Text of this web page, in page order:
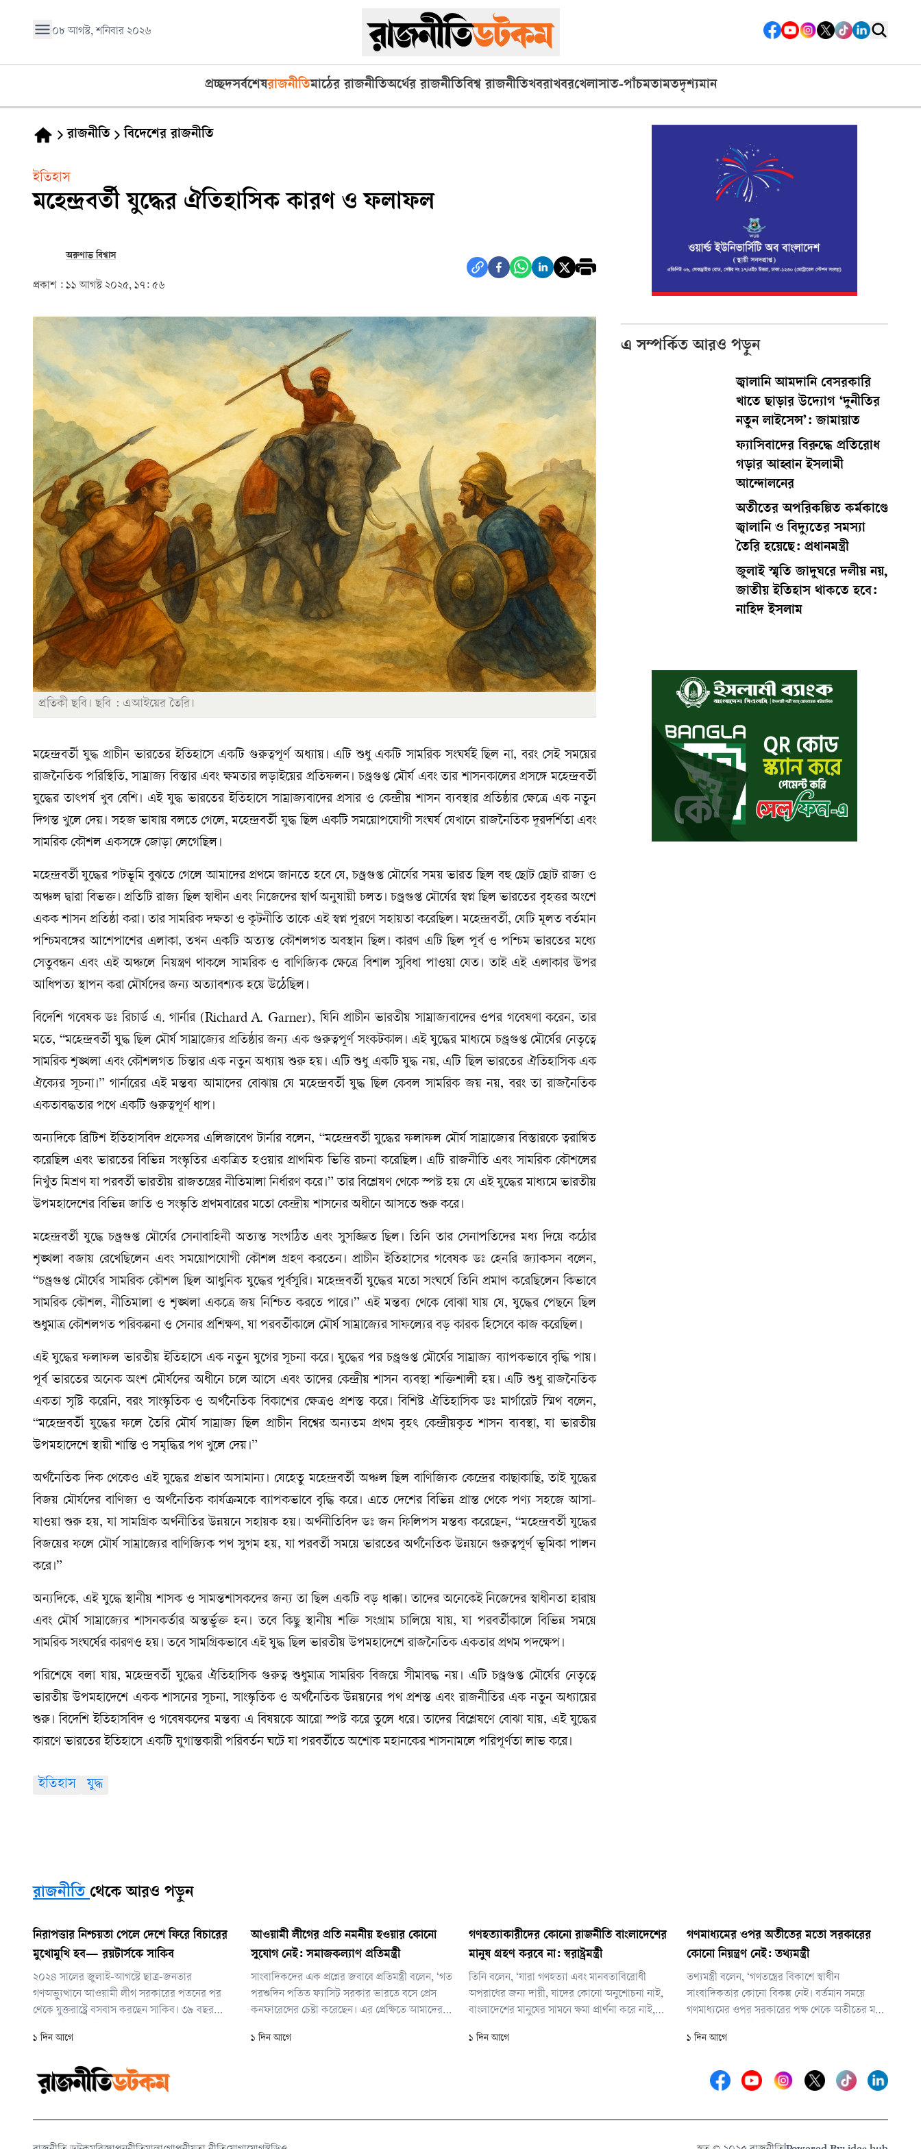
০৮ আগস্ট, শনিবার ২০২৬
প্রচ্ছদসর্বশেষরাজনীতিমাঠের রাজনীতিঅর্থের রাজনীতিবিশ্ব রাজনীতিখবরাখবরখেলাসাত-পাঁচমতামতদৃশ্যমান
রাজনীতি বিদেশের রাজনীতি
ইতিহাস
মহেন্দ্রবর্তী যুদ্ধের ঐতিহাসিক কারণ ও ফলাফল
অরুণাভ বিশ্বাস
প্রকাশ : ১১ আগস্ট ২০২৫, ১৭: ৫৬
প্রতিকী ছবি। ছবি : এআইয়ের তৈরি।
মহেন্দ্রবর্তী যুদ্ধ প্রাচীন ভারতের ইতিহাসে একটি গুরুত্বপূর্ণ অধ্যায়। এটি শুধু একটি সামরিক সংঘর্ষই ছিল না, বরং সেই সময়ের
রাজনৈতিক পরিস্থিতি, সাম্রাজ্য বিস্তার এবং ক্ষমতার লড়াইয়ের প্রতিফলন। চণ্ড্রগুপ্ত মৌর্য এবং তার শাসনকালের প্রসঙ্গে মহেন্দ্রবর্তী
যুদ্ধের তাৎপর্য খুব বেশি। এই যুদ্ধ ভারতের ইতিহাসে সাম্রাজ্যবাদের প্রসার ও কেন্দ্রীয় শাসন ব্যবস্থার প্রতিষ্ঠার ক্ষেত্রে এক নতুন
দিগন্ত খুলে দেয়। সহজ ভাষায় বলতে গেলে, মহেন্দ্রবর্তী যুদ্ধ ছিল একটি সময়োপযোগী সংঘর্ষ যেখানে রাজনৈতিক দূরদর্শিতা এবং
সামরিক কৌশল একসঙ্গে জোড়া লেগেছিল।
মহেন্দ্রবর্তী যুদ্ধের পটভূমি বুঝতে গেলে আমাদের প্রথমে জানতে হবে যে, চণ্ড্রগুপ্ত মৌর্যের সময় ভারত ছিল বহু ছোট ছোট রাজ্য ও
অঞ্চল দ্বারা বিভক্ত। প্রতিটি রাজ্য ছিল স্বাধীন এবং নিজেদের স্বার্থ অনুযায়ী চলত। চণ্ড্রগুপ্ত মৌর্যের স্বপ্ন ছিল ভারতের বৃহত্তর অংশে
একক শাসন প্রতিষ্ঠা করা। তার সামরিক দক্ষতা ও কূটনীতি তাকে এই স্বপ্ন পূরণে সহায়তা করেছিল। মহেন্দ্রবর্তী, যেটি মূলত বর্তমান
পশ্চিমবঙ্গের আশেপাশের এলাকা, তখন একটি অত্যন্ত কৌশলগত অবস্থান ছিল। কারণ এটি ছিল পূর্ব ও পশ্চিম ভারতের মধ্যে
সেতুবন্ধন এবং এই অঞ্চলে নিয়ন্ত্রণ থাকলে সামরিক ও বাণিজ্যিক ক্ষেত্রে বিশাল সুবিধা পাওয়া যেত। তাই এই এলাকার উপর
আধিপত্য স্থাপন করা মৌর্যদের জন্য অত্যাবশ্যক হয়ে উঠেছিল।
বিদেশি গবেষক ডঃ রিচার্ড এ. গার্নার (Richard A. Garner), যিনি প্রাচীন ভারতীয় সাম্রাজ্যবাদের ওপর গবেষণা করেন, তার
মতে, “মহেন্দ্রবর্তী যুদ্ধ ছিল মৌর্য সাম্রাজ্যের প্রতিষ্ঠার জন্য এক গুরুত্বপূর্ণ সংকটকাল। এই যুদ্ধের মাধ্যমে চণ্ড্রগুপ্ত মৌর্যের নেতৃত্বে
সামরিক শৃঙ্খলা এবং কৌশলগত চিন্তার এক নতুন অধ্যায় শুরু হয়। এটি শুধু একটি যুদ্ধ নয়, এটি ছিল ভারতের ঐতিহাসিক এক
ঐক্যের সূচনা।” গার্নারের এই মন্তব্য আমাদের বোঝায় যে মহেন্দ্রবর্তী যুদ্ধ ছিল কেবল সামরিক জয় নয়, বরং তা রাজনৈতিক
একতাবদ্ধতার পথে একটি গুরুত্বপূর্ণ ধাপ।
অন্যদিকে ব্রিটিশ ইতিহাসবিদ প্রফেসর এলিজাবেথ টার্নার বলেন, “মহেন্দ্রবর্তী যুদ্ধের ফলাফল মৌর্য সাম্রাজ্যের বিস্তারকে ত্বরান্বিত
করেছিল এবং ভারতের বিভিন্ন সংস্কৃতির একত্রিত হওয়ার প্রাথমিক ভিত্তি রচনা করেছিল। এটি রাজনীতি এবং সামরিক কৌশলের
নিখুঁত মিশ্রণ যা পরবর্তী ভারতীয় রাজতন্ত্রের নীতিমালা নির্ধারণ করে।” তার বিশ্লেষণ থেকে স্পষ্ট হয় যে এই যুদ্ধের মাধ্যমে ভারতীয়
উপমহাদেশের বিভিন্ন জাতি ও সংস্কৃতি প্রথমবারের মতো কেন্দ্রীয় শাসনের অধীনে আসতে শুরু করে।
মহেন্দ্রবর্তী যুদ্ধে চণ্ড্রগুপ্ত মৌর্যের সেনাবাহিনী অত্যন্ত সংগঠিত এবং সুসজ্জিত ছিল। তিনি তার সেনাপতিদের মধ্য দিয়ে কঠোর
শৃঙ্খলা বজায় রেখেছিলেন এবং সময়োপযোগী কৌশল গ্রহণ করতেন। প্রাচীন ইতিহাসের গবেষক ডঃ হেনরি জ্যাকসন বলেন,
“চণ্ড্রগুপ্ত মৌর্যের সামরিক কৌশল ছিল আধুনিক যুদ্ধের পূর্বসূরি। মহেন্দ্রবর্তী যুদ্ধের মতো সংঘর্ষে তিনি প্রমাণ করেছিলেন কিভাবে
সামরিক কৌশল, নীতিমালা ও শৃঙ্খলা একত্রে জয় নিশ্চিত করতে পারে।” এই মন্তব্য থেকে বোঝা যায় যে, যুদ্ধের পেছনে ছিল
শুধুমাত্র কৌশলগত পরিকল্পনা ও সেনার প্রশিক্ষণ, যা পরবর্তীকালে মৌর্য সাম্রাজ্যের সাফল্যের বড় কারক হিসেবে কাজ করেছিল।
এই যুদ্ধের ফলাফল ভারতীয় ইতিহাসে এক নতুন যুগের সূচনা করে। যুদ্ধের পর চণ্ড্রগুপ্ত মৌর্যের সাম্রাজ্য ব্যাপকভাবে বৃদ্ধি পায়।
পূর্ব ভারতের অনেক অংশ মৌর্যদের অধীনে চলে আসে এবং তাদের কেন্দ্রীয় শাসন ব্যবস্থা শক্তিশালী হয়। এটি শুধু রাজনৈতিক
একতা সৃষ্টি করেনি, বরং সাংস্কৃতিক ও অর্থনৈতিক বিকাশের ক্ষেত্রও প্রশস্ত করে। বিশিষ্ট ঐতিহাসিক ডঃ মার্গারেট স্মিথ বলেন,
“মহেন্দ্রবর্তী যুদ্ধের ফলে তৈরি মৌর্য সাম্রাজ্য ছিল প্রাচীন বিশ্বের অন্যতম প্রথম বৃহৎ কেন্দ্রীয়কৃত শাসন ব্যবস্থা, যা ভারতীয়
উপমহাদেশে স্থায়ী শান্তি ও সমৃদ্ধির পথ খুলে দেয়।”
অর্থনৈতিক দিক থেকেও এই যুদ্ধের প্রভাব অসামান্য। যেহেতু মহেন্দ্রবর্তী অঞ্চল ছিল বাণিজ্যিক কেন্দ্রের কাছাকাছি, তাই যুদ্ধের
বিজয় মৌর্যদের বাণিজ্য ও অর্থনৈতিক কার্যক্রমকে ব্যাপকভাবে বৃদ্ধি করে। এতে দেশের বিভিন্ন প্রান্ত থেকে পণ্য সহজে আসা-
যাওয়া শুরু হয়, যা সামগ্রিক অর্থনীতির উন্নয়নে সহায়ক হয়। অর্থনীতিবিদ ডঃ জন ফিলিপস মন্তব্য করেছেন, “মহেন্দ্রবর্তী যুদ্ধের
বিজয়ের ফলে মৌর্য সাম্রাজ্যের বাণিজ্যিক পথ সুগম হয়, যা পরবর্তী সময়ে ভারতের অর্থনৈতিক উন্নয়নে গুরুত্বপূর্ণ ভূমিকা পালন
করে।”
অন্যদিকে, এই যুদ্ধে স্থানীয় শাসক ও সামন্তশাসকদের জন্য তা ছিল একটি বড় ধাক্কা। তাদের অনেকেই নিজেদের স্বাধীনতা হারায়
এবং মৌর্য সাম্রাজ্যের শাসনকর্তার অন্তর্ভুক্ত হন। তবে কিছু স্থানীয় শক্তি সংগ্রাম চালিয়ে যায়, যা পরবর্তীকালে বিভিন্ন সময়ে
সামরিক সংঘর্ষের কারণও হয়। তবে সামগ্রিকভাবে এই যুদ্ধ ছিল ভারতীয় উপমহাদেশে রাজনৈতিক একতার প্রথম পদক্ষেপ।
পরিশেষে বলা যায়, মহেন্দ্রবর্তী যুদ্ধের ঐতিহাসিক গুরুত্ব শুধুমাত্র সামরিক বিজয়ে সীমাবদ্ধ নয়। এটি চণ্ড্রগুপ্ত মৌর্যের নেতৃত্বে
ভারতীয় উপমহাদেশে একক শাসনের সূচনা, সাংস্কৃতিক ও অর্থনৈতিক উন্নয়নের পথ প্রশস্ত এবং রাজনীতির এক নতুন অধ্যায়ের
শুরু। বিদেশি ইতিহাসবিদ ও গবেষকদের মন্তব্য এ বিষয়কে আরো স্পষ্ট করে তুলে ধরে। তাদের বিশ্লেষণে বোঝা যায়, এই যুদ্ধের
কারণে ভারতের ইতিহাসে একটি যুগান্তকারী পরিবর্তন ঘটে যা পরবর্তীতে অশোক মহানকের শাসনামলে পরিপূর্ণতা লাভ করে।
ইতিহাস যুদ্ধ
এ সম্পর্কিত আরও পড়ুন
জ্বালানি আমদানি বেসরকারি
খাতে ছাড়ার উদ্যোগ ‘দুনীতির
নতুন লাইসেন্স’: জামায়াত
ফ্যাসিবাদের বিরুদ্ধে প্রতিরোধ
গড়ার আহ্বান ইসলামী
আন্দোলনের
অতীতের অপরিকল্পিত কর্মকাণ্ডে
জ্বালানি ও বিদ্যুতের সমস্যা
তৈরি হয়েছে: প্রধানমন্ত্রী
জুলাই স্মৃতি জাদুঘরে দলীয় নয়,
জাতীয় ইতিহাস থাকতে হবে:
নাহিদ ইসলাম
রাজনীতি থেকে আরও পড়ুন
নিরাপত্তার নিশ্চয়তা পেলে দেশে ফিরে বিচারের
মুখোমুখি হব— রয়টার্সকে সাকিব
২০২৪ সালের জুলাই-আগস্টে ছাত্র-জনতার
গণঅভ্যুত্থানে আওয়ামী লীগ সরকারের পতনের পর
থেকে যুক্তরাষ্ট্রে বসবাস করছেন সাকিব। ৩৯ বছর
দেশের মাটিতে একটি বিদায়ী সিরিজ খেলতে এবং
১ দিন আগে
আওয়ামী লীগের প্রতি নমনীয় হওয়ার কোনো
সুযোগ নেই: সমাজকল্যাণ প্রতিমন্ত্রী
সাংবাদিকদের এক প্রশ্নের জবাবে প্রতিমন্ত্রী বলেন, ‘গত
পরশুদিন পতিত ফ্যাসিট সরকার ভারতে বসে প্রেস
কনফারেন্সের চেষ্টা করেছেন। এর প্রেক্ষিতে আমাদের
ধরনের প্রতিবাদ এর আগে কোনো সরকার জানাতে
১ দিন আগে
গণহত্যাকারীদের কোনো রাজনীতি বাংলাদেশের
মানুষ গ্রহণ করবে না: স্বরাষ্ট্রমন্ত্রী
তিনি বলেন, ‘যারা গণহত্যা এবং মানবতাবিরোধী
অপরাধের জন্য দায়ী, যাদের কোনো অনুশোচনা নাই,
বাংলাদেশের মানুষের সামনে ক্ষমা প্রার্থনা করে নাই,
গ্রহণ করবে না।’
১ দিন আগে
গণমাধ্যমের ওপর অতীতের মতো সরকারের
কোনো নিয়ন্ত্রণ নেই: তথ্যমন্ত্রী
তথ্যমন্ত্রী বলেন, ‘গণতন্ত্রের বিকাশে স্বাধীন
সাংবাদিকতার কোনো বিকল্প নেই। বর্তমান সময়ে
গণমাধ্যমের ওপর সরকারের পক্ষ থেকে অতীতের মতো
টেকসই গণতান্ত্রিক রাষ্ট্রব্যবস্থা গড়ে তুলতে স্বাধীন,
১ দিন আগে